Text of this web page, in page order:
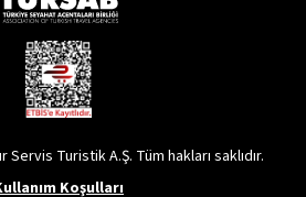
Turistik A.Ş. Tüm hakları saklıdır.
Koşulları